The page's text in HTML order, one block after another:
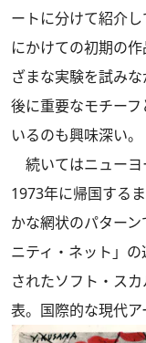
ートに分けて紹介
にかけての初期の
ざまな実験を試み
後に重要なモチー
いるのも興味深い。
続いてはニューヨ
1973年に帰国する
かな網状のパター
ニティ・ネット」
されたソフト・ス
表。国際的な現代ア